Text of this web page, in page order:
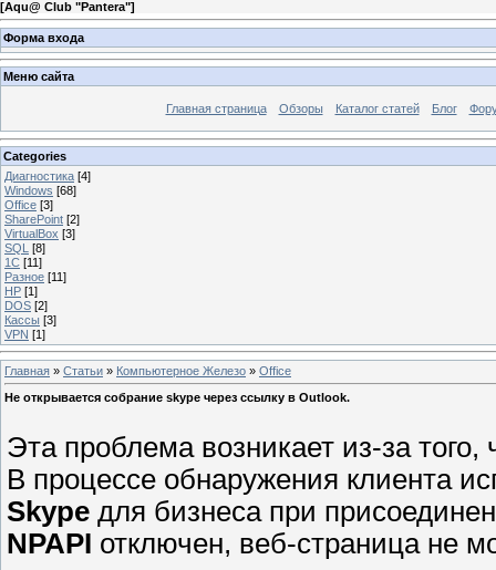
[Aqu@ Club "Pantera"]
Форма входа
Меню сайта
Главная страница Обзоры Каталог статей Блог
Categories
Диагностика [4]
Windows [68]
Office [3]
SharePoint [2]
VirtualBox [3]
SQL [8]
1C [11]
Разное [11]
HP [1]
DOS [2]
Кассы [3]
VPN [1]
Главная » Статьи » Компьютерное Железо » Office
Не открывается собрание skype через ссылку в Outlook.
Эта проблема возникает из-за
В процессе обнаружения клиента
Skype для бизнеса при
NPAPI отключен, веб-страница не